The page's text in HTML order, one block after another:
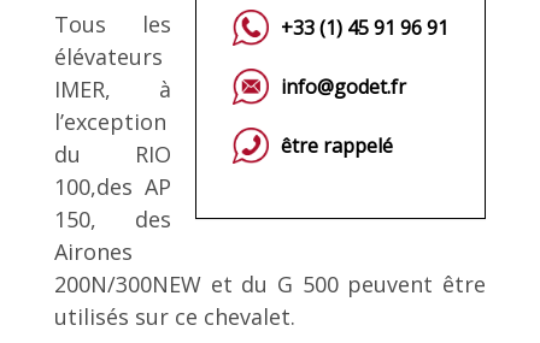
+33 (1) 45 91 96 91
info@godet.fr
être rappelé
Tous les
élévateurs
IMER, à
l’exception
du RIO
100,des AP
150, des
Airones
200N/300NEW et du G 500 peuvent être
utilisés sur ce chevalet.